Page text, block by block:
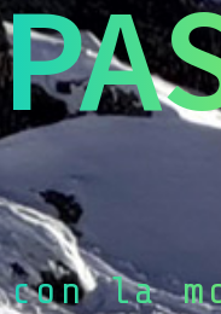
con la